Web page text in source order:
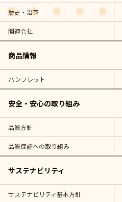
歴史・沿革
関連会社
商品情報
パンフレット
安全・安心の取り組み
品質方針
品質保証への取り組み
サステナビリティ
サステナビリティ基本方針